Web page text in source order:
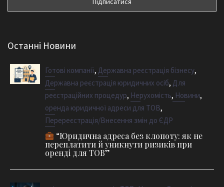
Останні Новини
Готові компанії, Державна реєстрація бізнесу,
Державна реєстрація юридичних осіб, Для
реєстраційних процедур, Нерухомість, Новини,
оренда юридичної адреси для ТОВ,
Перереєстрація/Внесення змін до ЄДР
“Юридична адреса без клопоту: як не
переплатити й уникнути ризиків при
оренді для ТОВ”